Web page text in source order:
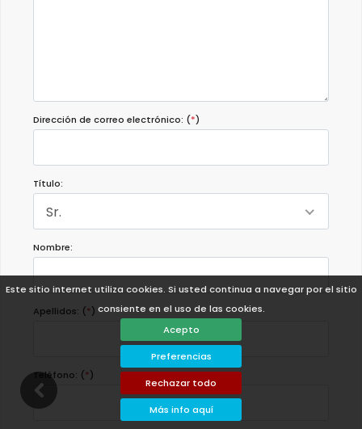
Este sitio internet utiliza cookies. Si usted continua a navegar por el sitio
consiente en el uso de las cookies.
Acepto
Preferencias
Rechazar todo
Más info aquí
Dirección de correo electrónico: (*)
Título:
Sr.
Nombre:
Apellidos: (*)
Teléfono: (*)